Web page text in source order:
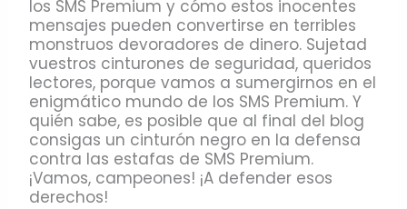
los SMS Premium y cómo estos inocentes
mensajes pueden convertirse en terribles
monstruos devoradores de dinero. Sujetad
vuestros cinturones de seguridad, queridos
lectores, porque vamos a sumergirnos en el
enigmático mundo de los SMS Premium. Y
quién sabe, es posible que al final del blog
consigas un cinturón negro en la defensa
contra las estafas de SMS Premium.
¡Vamos, campeones! ¡A defender esos
derechos!